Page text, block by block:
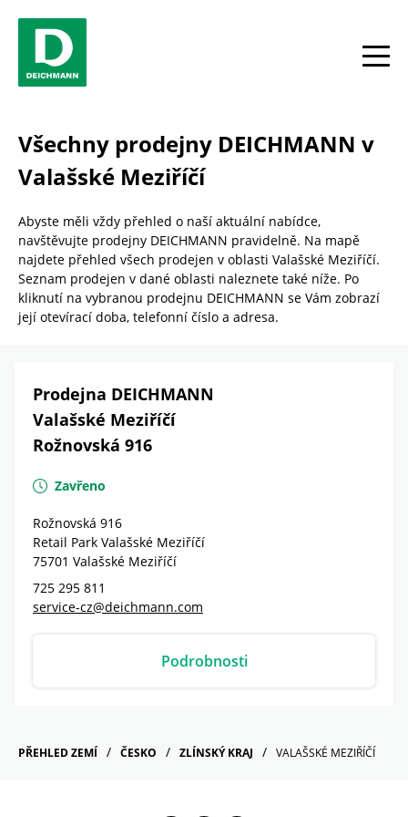
toggle
Všechny prodejny DEICHMANN v
Valašské Meziříčí
Abyste měli vždy přehled o naší aktuální nabídce,
navštěvujte prodejny DEICHMANN pravidelně. Na mapě
najdete přehled všech prodejen v oblasti Valašské Meziříčí.
Seznam prodejen v dané oblasti naleznete také níže. Po
kliknutí na vybranou prodejnu DEICHMANN se Vám zobrazí
její otevírací doba, telefonní číslo a adresa.
Prodejna DEICHMANN
Valašské Meziříčí
Rožnovská 916
Zavřeno
Rožnovská 916
Retail Park Valašské Meziříčí
75701 Valašské Meziříčí
725 295 811
service-cz@deichmann.com
Podrobnosti
PŘEHLED ZEMÍ ČESKO ZLÍNSKÝ KRAJ VALAŠSKÉ MEZIŘÍČÍ